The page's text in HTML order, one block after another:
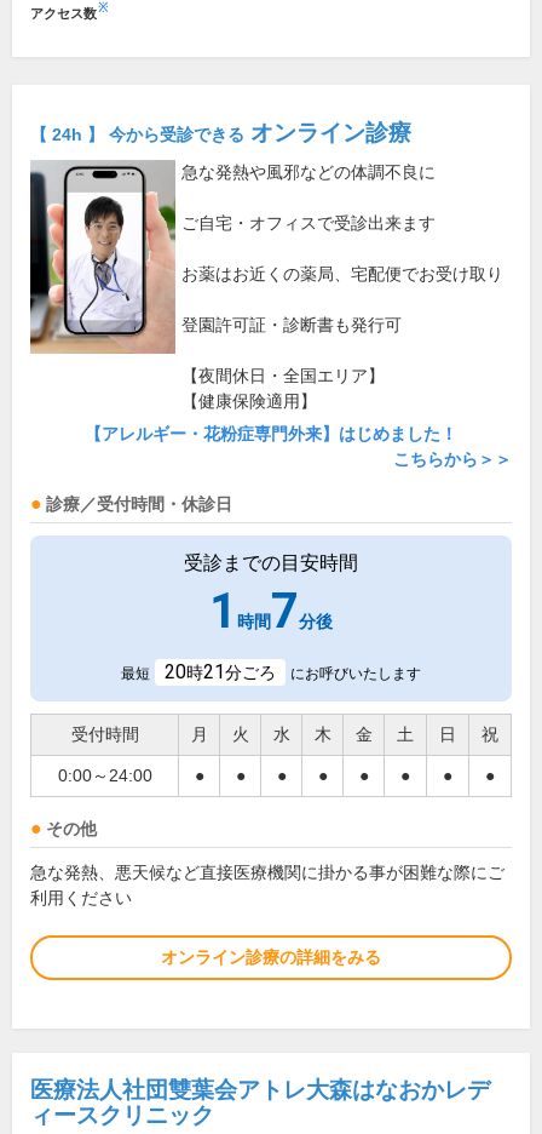
アクセス数※
【 24h 】 今から受診できる オンライン診療
急な発熱や風邪などの体調不良に
ご自宅・オフィスで受診出来ます
お薬はお近くの薬局、宅配便でお受け取り
登園許可証・診断書も発行可
【夜間休日・全国エリア】
【健康保険適用】
【アレルギー・花粉症専門外来】はじめました！
こちらから＞＞
診療／受付時間・休診日
受診までの目安時間
1 時間7分後
最短 20時21分ごろ にお呼びいたします
受付時間 月 火 水 木 金 土 日 祝
0:00～24:00 ● ● ● ● ● ● ● ●
その他
急な発熱、悪天候など直接医療機関に掛かる事が困難な際にご
利用ください
オンライン診療の詳細をみる
医療法人社団雙葉会アトレ大森はなおかレデ
ィースクリニック